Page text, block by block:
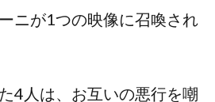
ニが1つの映像に召喚され
4人は、お互いの悪行を嘲